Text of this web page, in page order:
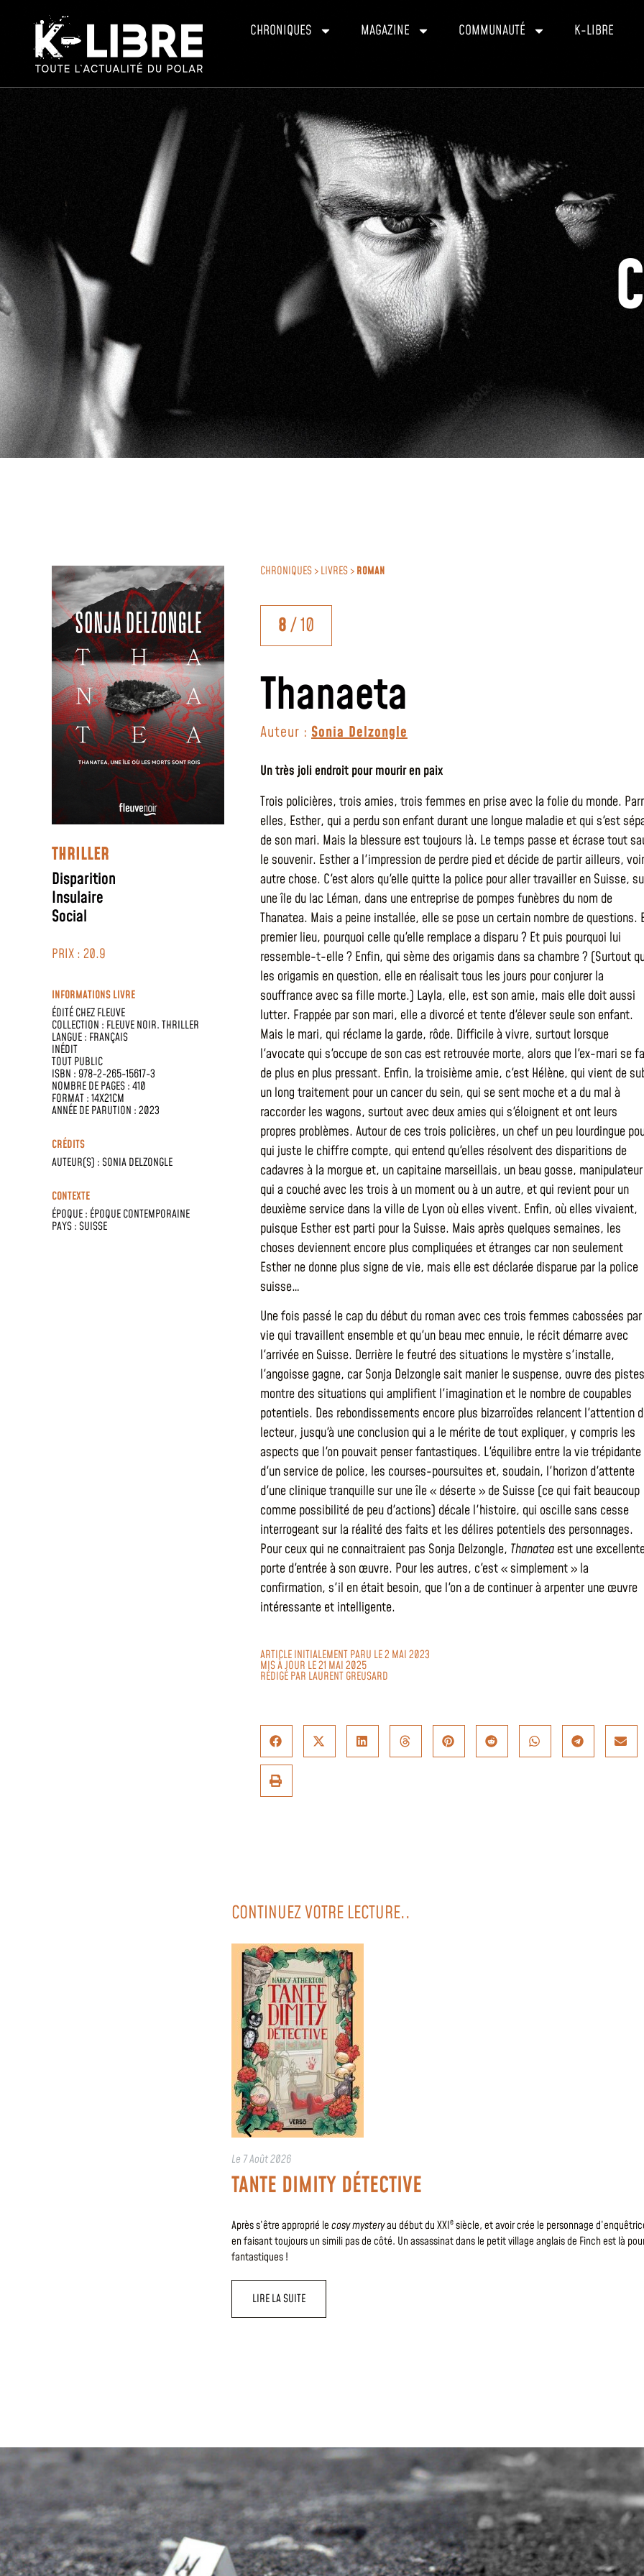
CHRONIQUES MAGAZINE COMMUNAUTÉ K-LIBRE
THRILLER
Disparition
Insulaire
Social
PRIX : 20.9
INFORMATIONS LIVRE
ÉDITÉ CHEZFLEUVE
COLLECTION : FLEUVE NOIR. THRILLER
LANGUE : FRANÇAIS
INÉDIT
TOUT PUBLIC
ISBN : 978-2-265-15617-3
NOMBRE DE PAGES : 410
FORMAT : 14X21CM
ANNÉE DE PARUTION : 2023
CRÉDITS
AUTEUR(S) :SONIA DELZONGLE
CONTEXTE
ÉPOQUE : ÉPOQUE CONTEMPORAINE
PAYS :SUISSE
CHRONIQUES > LIVRES >ROMAN
8/ 10
Thanaeta
Auteur : Sonia Delzongle
Un très joli endroit pour mourir en paix
Trois policières, trois amies, trois femmes en prise avec la folie du monde.
elles, Esther, qui a perdu son enfant durant une longue maladie et qui s'est
de son mari. Mais la blessure est toujours là. Le temps passe et écrase tout
le souvenir. Esther a l'impression de perdre pied et décide de partir ailleurs, voir
autre chose. C'est alors qu'elle quitte la police pour aller travailler en Suisse,
une île du lac Léman, dans une entreprise de pompes funèbres du nom de
Thanatea. Mais a peine installée, elle se pose un certain nombre de questions.
premier lieu, pourquoi celle qu'elle remplace a disparu ? Et puis pourquoi lui
ressemble-t-elle ? Enfin, qui sème des origamis dans sa chambre ? (Surtout
les origamis en question, elle en réalisait tous les jours pour conjurer la
souffrance avec sa fille morte.) Layla, elle, est son amie, mais elle doit aussi
lutter. Frappée par son mari, elle a divorcé et tente d'élever seule son enfant.
Mais le mari, qui réclame la garde, rôde. Difficile à vivre, surtout lorsque
l'avocate qui s'occupe de son cas est retrouvée morte, alors que l'ex-mari se
de plus en plus pressant. Enfin, la troisième amie, c'est Hélène, qui vient de
un long traitement pour un cancer du sein, qui se sent moche et a du mal à
raccorder les wagons, surtout avec deux amies qui s'éloignent et ont leurs
propres problèmes. Autour de ces trois policières, un chef un peu lourdingue
qui juste le chiffre compte, qui entend qu'elles résolvent des disparitions de
cadavres à la morgue et, un capitaine marseillais, un beau gosse, manipulateur
qui a couché avec les trois à un moment ou à un autre, et qui revient pour un
deuxième service dans la ville de Lyon où elles vivent. Enfin, où elles vivaient,
puisque Esther est parti pour la Suisse. Mais après quelques semaines, les
choses deviennent encore plus compliquées et étranges car non seulement
Esther ne donne plus signe de vie, mais elle est déclarée disparue par la police
suisse…
Une fois passé le cap du début du roman avec ces trois femmes cabossées
vie qui travaillent ensemble et qu'un beau mec ennuie, le récit démarre avec
l'arrivée en Suisse. Derrière le feutré des situations le mystère s'installe,
l'angoisse gagne, car Sonja Delzongle sait manier le suspense, ouvre des
montre des situations qui amplifient l'imagination et le nombre de coupables
potentiels. Des rebondissements encore plus bizarroïdes relancent l'attention
lecteur, jusqu'à une conclusion qui a le mérite de tout expliquer, y compris les
aspects que l'on pouvait penser fantastiques. L'équilibre entre la vie trépidante
d'un service de police, les courses-poursuites et, soudain, l'horizon d'attente
d'une clinique tranquille sur une île « déserte » de Suisse (ce qui fait beaucoup
comme possibilité de peu d'actions) décale l'histoire, qui oscille sans cesse
interrogeant sur la réalité des faits et les délires potentiels des personnages.
Pour ceux qui ne connaitraient pas Sonja Delzongle, Thanatea est une
porte d'entrée à son œuvre. Pour les autres, c'est « simplement » la
confirmation, s'il en était besoin, que l'on a de continuer à arpenter une œuvre
intéressante et intelligente.
ARTICLE INITIALEMENT PARU LE 2 MAI 2023
MIS À JOUR LE 21 MAI 2025
RÉDIGÉ PAR LAURENT GREUSARD
CONTINUEZ VOTRE LECTURE..
Le 7 Août 2026
TANTE DIMITY DÉTECTIVE
Après s’être approprié lecosy mysteryau début du XXIesiècle, et avoir crée le personnage
en faisant toujours un simili pas de côté. Un assassinat dans le petit village anglais de Finch est là
fantastiques !
LIRE LA SUITE